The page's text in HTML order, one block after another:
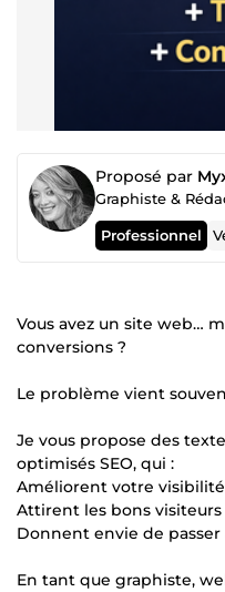
Proposé par
Professionnel
Vous avez un site web…
conversions ?
Le problème vient
Je vous propose des
optimisés SEO, qui :
Améliorent votre
Attirent les bons visiteurs
Donnent envie de passer
En tant que graphiste,